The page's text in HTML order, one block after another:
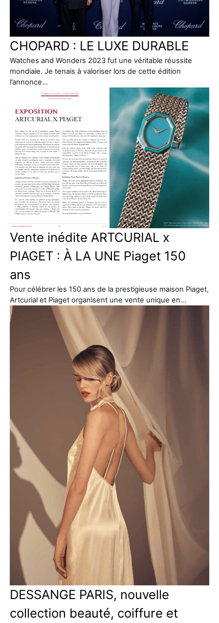
CHOPARD : LE LUXE DURABLE
Watches and Wonders 2023 fut une véritable réussite
mondiale. Je tenais à valoriser lors de cette édition
l’annonce…
Vente inédite ARTCURIAL x
PIAGET : À LA UNE Piaget 150
ans
Pour célébrer les 150 ans de la prestigieuse maison Piaget,
Artcurial et Piaget organisent une vente unique en…
DESSANGE PARIS, nouvelle
collection beauté, coiffure et